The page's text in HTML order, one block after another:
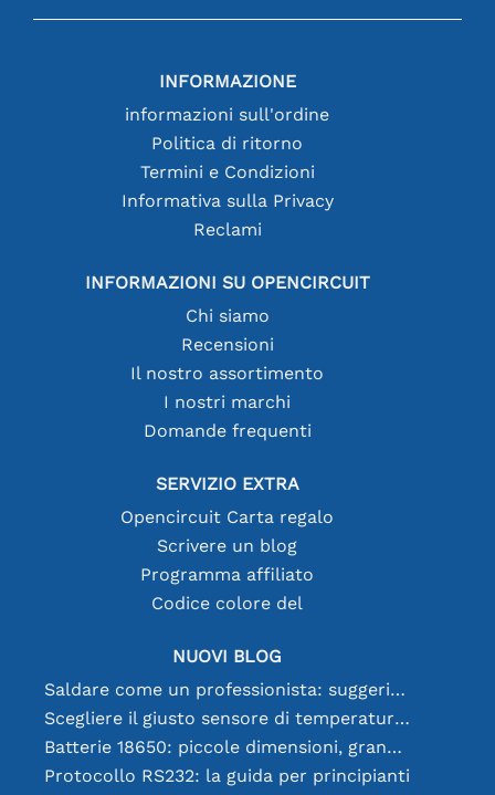
INFORMAZIONE
informazioni sull'ordine
Politica di ritorno
Termini e Condizioni
Informativa sulla Privacy
Reclami
INFORMAZIONI SU OPENCIRCUIT
Chi siamo
Recensioni
Il nostro assortimento
I nostri marchi
Domande frequenti
SERVIZIO EXTRA
Opencircuit Carta regalo
Scrivere un blog
Programma affiliato
Codice colore del
NUOVI BLOG
Saldare come un professionista: suggerimenti per connessioni elettroniche perfette
Scegliere il giusto sensore di temperatura [youtube]
Batterie 18650: piccole dimensioni, grandi prestazioni
Protocollo RS232: la guida per principianti